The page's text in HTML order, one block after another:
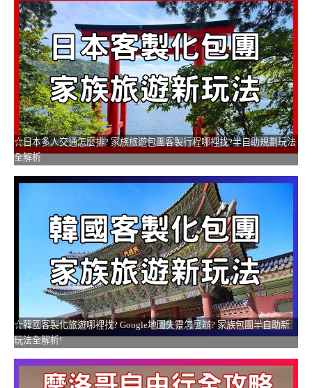
☆日本多人交通怎麼排? 家族旅遊包團客製行程哪裡找?半自助規劃玩法
全解析
☆韓國客製化旅遊哪裡找? Google地圖失靈怎麼辦? 家族包團半自助新
玩法全解析!